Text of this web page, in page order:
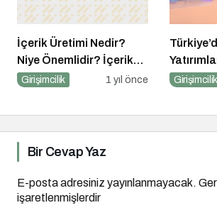
İçerik Üretimi Nedir?
Niye Önemlidir? İçerik
Üretimi Nasıl Yapılır?
Girişimcilik 1 yıl önce
Milyar
Girişimcilik
Bir Cevap Yaz
E-posta adresiniz yayınlanmayacak.
işaretlenmişlerdir